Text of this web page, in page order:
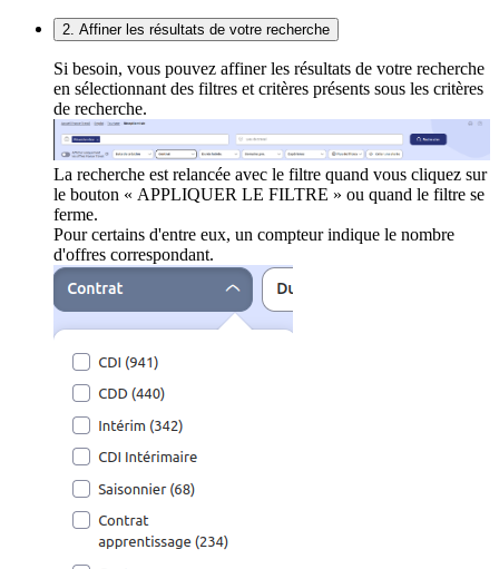
2. Affiner les résultats de votre recherche
Si besoin, vous pouvez affiner les résultats de votre recherche
en sélectionnant des filtres et critères présents sous les critères
de recherche.
La recherche est relancée avec le filtre quand vous cliquez sur
le bouton « APPLIQUER LE FILTRE » ou quand le filtre se
ferme.
Pour certains d'entre eux, un compteur indique le nombre
d'offres correspondant.